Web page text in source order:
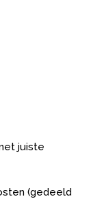
juiste
(gedeeld